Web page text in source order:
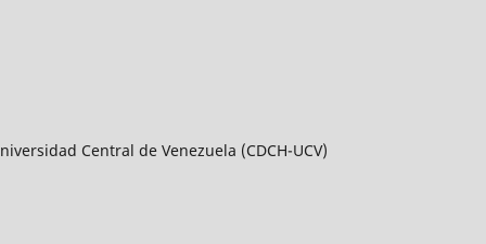
Central de Venezuela (CDCH-UCV)